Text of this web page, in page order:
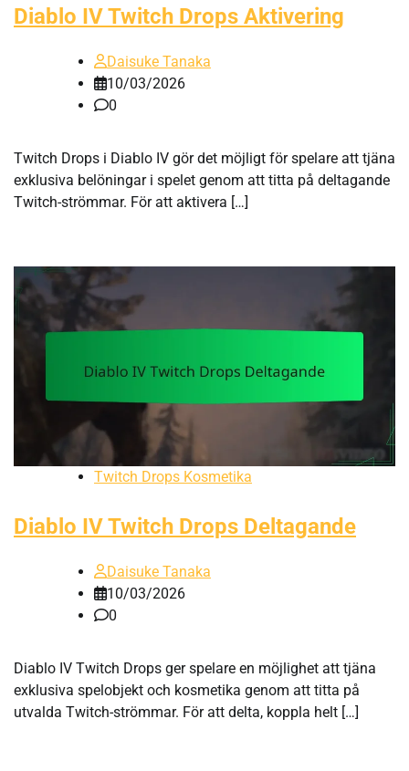
Diablo IV Twitch Drops Aktivering
Daisuke Tanaka
10/03/2026
0
Twitch Drops i Diablo IV gör det möjligt för spelare att tjäna
exklusiva belöningar i spelet genom att titta på deltagande
Twitch-strömmar. För att aktivera […]
Twitch Drops Kosmetika
Diablo IV Twitch Drops Deltagande
Daisuke Tanaka
10/03/2026
0
Diablo IV Twitch Drops ger spelare en möjlighet att tjäna
exklusiva spelobjekt och kosmetika genom att titta på
utvalda Twitch-strömmar. För att delta, koppla helt […]